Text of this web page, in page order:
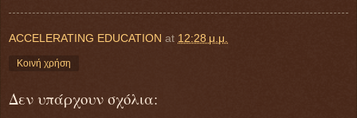
ACCELERATING EDUCATION at 12:28 μ.μ.
Κοινή χρήση
Δεν υπάρχουν σχόλια: